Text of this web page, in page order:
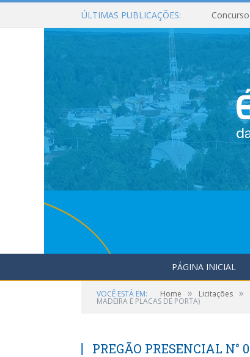
ÚLTIMAS PUBLICAÇÕES:
PÁGINA INICIAL
VOCÊ ESTÁ EM: Home » Licitações »
MADEIRA E PLACAS DE PORTA)
PREGÃO PRESENCIAL